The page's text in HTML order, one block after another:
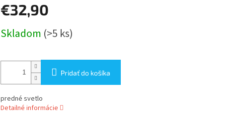
€32,90
cena:
Skladom (>5 ks)
Pridať do košíka
predné svetlo
Detailné informácie